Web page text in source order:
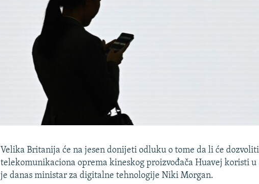
Velika Britanija će na jesen donijeti odluku o tome da li će dozvoliti
telekomunikaciona oprema kineskog proizvođača Huavej koristi u
je danas ministar za digitalne tehnologije Niki Morgan.